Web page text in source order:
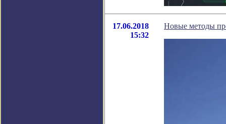
17.06.2018
15:32
Новые методы